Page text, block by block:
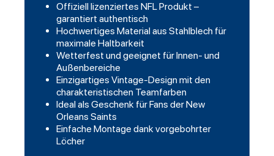
Offiziell lizenziertes NFL Produkt –
garantiert authentisch
Hochwertiges Material aus Stahlblech für
maximale Haltbarkeit
Wetterfest und geeignet für Innen- und
Außenbereiche
Einzigartiges Vintage-Design mit den
charakteristischen Teamfarben
Ideal als Geschenk für Fans der New
Orleans Saints
Einfache Montage dank vorgebohrter
Löcher